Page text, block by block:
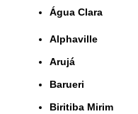
Água Clara
Alphaville
Arujá
Barueri
Biritiba Mirim